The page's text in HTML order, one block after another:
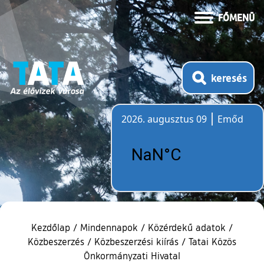
FŐMENÜ
keresés
2026. augusztus 09
Emőd
Kezdőlap / Mindennapok / Közérdekű adatok /
Közbeszerzés / Közbeszerzési kiírás / Tatai Közös
Önkormányzati Hivatal